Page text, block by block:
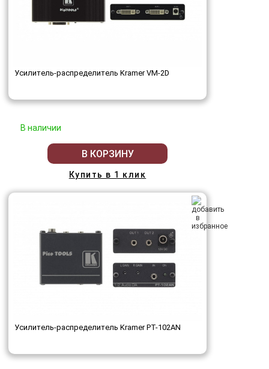
Усилитель-распределитель Kramer VM-2D
В наличии
В КОРЗИНУ
Купить в 1 клик
Усилитель-распределитель Kramer PT-102AN